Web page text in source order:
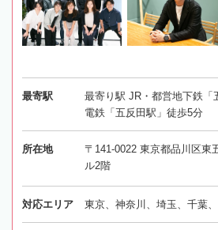
最寄駅
最寄り駅 JR・都営地下鉄「
電鉄「五反田駅」徒歩5分
所在地
〒141-0022 東京都品川区東
ル2階
対応エリア 東京、神奈川、埼玉、千葉